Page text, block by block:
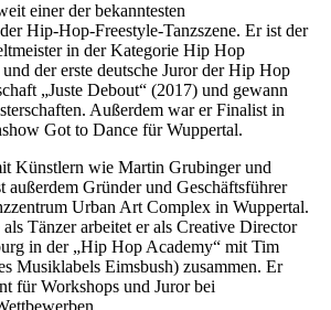
einer der bekanntesten
Hip-Hop-Freestyle-Tanzszene. Er ist der
in der Kategorie Hip Hop
der erste deutsche Juror der Hip Hop
„Juste Debout“ (2017) und gewann
Außerdem war er Finalist in
Got to Dance für Wuppertal.
Künstlern wie Martin Grubinger und
außerdem Gründer und Geschäftsführer
Urban Art Complex in Wuppertal.
Tänzer arbeitet er als Creative Director
in der „Hip Hop Academy“ mit Tim
Musiklabels Eimsbush) zusammen. Er
für Workshops und Juror bei